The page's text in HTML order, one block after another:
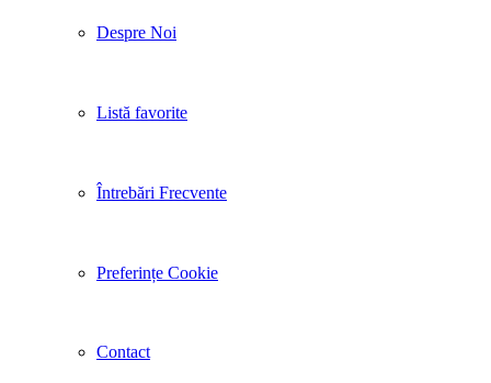
Despre Noi
Listă favorite
Întrebări Frecvente
Preferințe Cookie
Contact